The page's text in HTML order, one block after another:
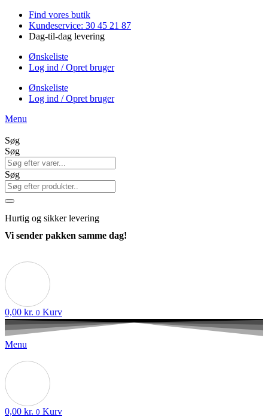
Videre
indhold
Find vores butik
Kundeservice: 30 45 21 87
Dag-til-dag levering
Ønskeliste
Log ind / Opret bruger
Ønskeliste
Log ind / Opret bruger
Menu
Søg
Søg
Søg
Hurtig og sikker levering
Vi sender pakken samme dag!
0,00 kr. 0 Kurv
Menu
0,00 kr. 0 Kurv